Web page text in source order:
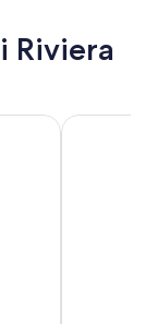
Riviera
Eco
Chichen